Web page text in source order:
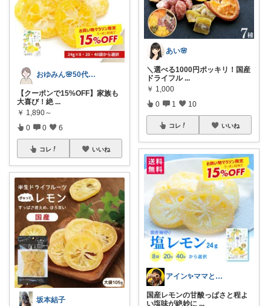
おゆみん🌸50代からの快適暮らし
【クーポンで15%OFF】家族も
大喜び！絶 ...
￥ 1,890～
0 0 6
コレ いいね
坂本結子
あい🌸
＼選べる1000円ポッキリ！国産
ドライフル ...
￥ 1,000
0 1 10
コレ いいね
アイン✨ママと子供と食べ物と🍭
国産レモンの甘酸っぱさと程よ
い塩味が絶妙に ...